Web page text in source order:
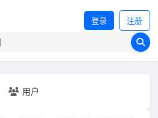
登录 注册
用户